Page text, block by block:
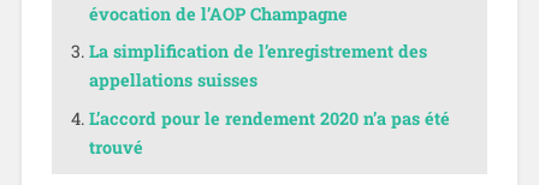
évocation de l’AOP Champagne
La simplification de l’enregistrement des
appellations suisses
L’accord pour le rendement 2020 n’a pas été
trouvé